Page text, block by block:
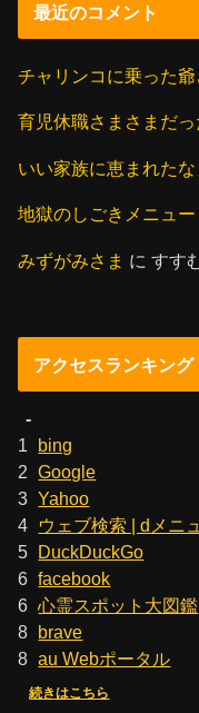
最近のコメント
チャリンコに乗った爺
育児休職さまさまだっ
いい家族に恵まれたな
地獄のしごきメニュー
みずがみさま にすす
アクセスランキング
-
1
bing
2 Google
3 Yahoo
4
ウェブ検索 | dメニ
5
DuckDuckGo
6 facebook
6 心霊スポット大図鑑
8
brave
8 au Webポータル
続きはこちら